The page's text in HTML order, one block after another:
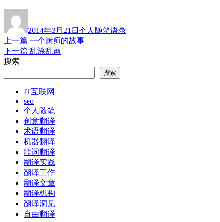
于
2014年3月21日 个人随笔语录
文
章
上一篇 上
篇
一个厨师的故事
下一篇 下
章：
乱涂乱画
搜索
搜索
IT互联网
seo
个人随笔
创意翻译
术语翻译
机器翻译
歌词翻译
翻译实践
翻译工作
翻译文章
翻译机构
翻译洞见
自由翻译